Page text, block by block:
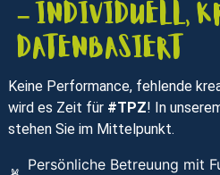
– individuell,
datenbasiert
Keine Performance, fehlende
wird es Zeit für #TPZ! In
stehen Sie im Mittelpunkt.
Persönliche Betreuung mit